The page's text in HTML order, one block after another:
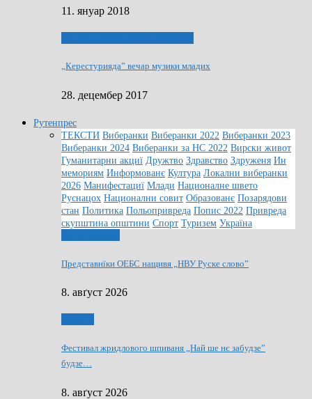
11. януар 2018
„Керестурияда” вечар музики младих
28. децембер 2017
Рутенпрес
ТЕКСТИ Виберанки Виберанки 2022 Виберанки 2023
Виберанки 2024 Виберанки за НС 2022 Вирски живот
Гуманитарни акциї Дружтво Здравство Здруженя Ин
мемориям Информованє Култура Локални виберанки
2026 Манифестациї Млади Националне швето
Руснацох Национални совит Образованє Позарядови
стан Политика Польопривреда Попис 2022 Привреда
скупштина општини Спорт Туризем Україна
Представнїки ОЕБС нащивя „НВУ Руске слово”
8. авґуст 2026
Фестивал жридлового шпиваня „Най ше нє забудзе”
будзе…
8. авґуст 2026